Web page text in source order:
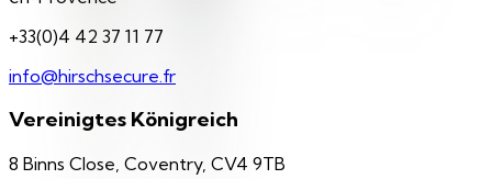
+33(0)4 42 37 11 77
info@hirschsecure.fr
Vereinigtes Königreich
8 Binns Close, Coventry, CV4 9TB